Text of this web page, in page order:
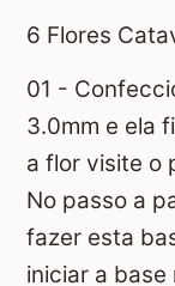
6 Flores
01 -
3.0mm e ela
a flor visite o
No passo a
fazer esta
iniciar a